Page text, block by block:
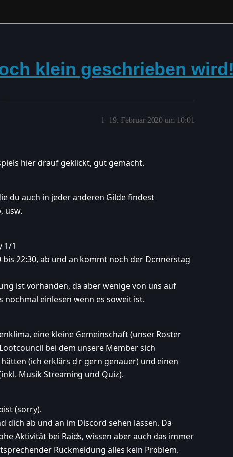
klein geschrieben wird!
19. Februar 2020 um 10:01
1
hier drauf geklickt, gut gemacht.
du auch in jeder anderen Gilde findest.
usw.
1/1
22:30, ab und an kommt noch der Donnerstag
ist vorhanden, da aber wenige von uns auf
einlesen wenn es soweit ist.
eine kleine Gemeinschaft (unser Roster
bei dem unsere Member sich
(ich erklärs dir gern genauer) und einen
Musik Streaming und Quiz).
(sorry).
dich ab und an im Discord sehen lassen. Da
Aktivität bei Raids, wissen aber auch das immer
Rückmeldung alles kein Problem.